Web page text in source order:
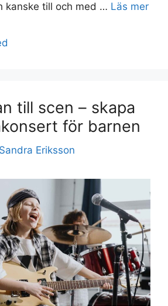
kanske till och med … Läs mer
till scen – skapa
för barnen
Sandra Eriksson